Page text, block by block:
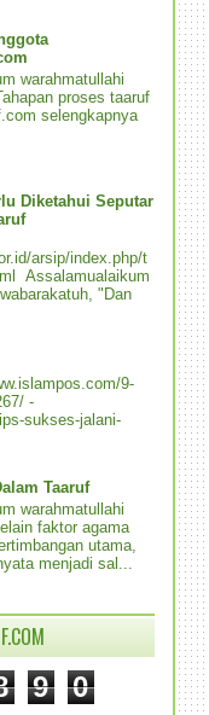
warahmatullahi
proses taaruf
selengkapnya
Diketahui Seputar
arsip/index.php/t
Assalamualaikum
"Dan
9-
-
sukses-jalani-
Taaruf
warahmatullahi
faktor agama
utama,
menjadi sal...
9 0